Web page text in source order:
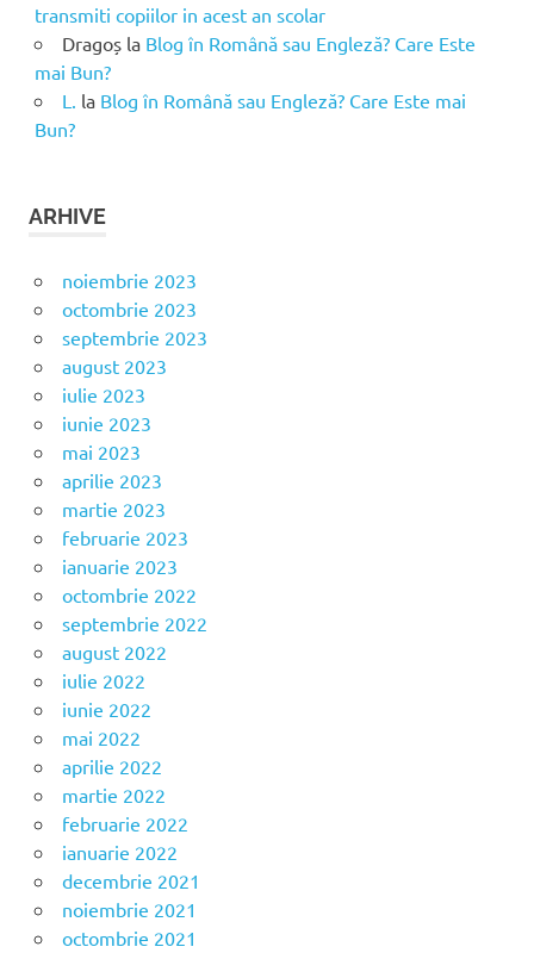
transmiti copiilor in acest an scolar
Dragoșla Blog în Română sau Engleză? Care Este
mai Bun?
L. la Blog în Română sau Engleză? Care Este mai
Bun?
ARHIVE
noiembrie 2023
octombrie 2023
septembrie 2023
august 2023
iulie 2023
iunie 2023
mai 2023
aprilie 2023
martie 2023
februarie 2023
ianuarie 2023
octombrie 2022
septembrie 2022
august 2022
iulie 2022
iunie 2022
mai 2022
aprilie 2022
martie 2022
februarie 2022
ianuarie 2022
decembrie 2021
noiembrie 2021
octombrie 2021